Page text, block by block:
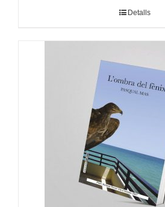
Detalls